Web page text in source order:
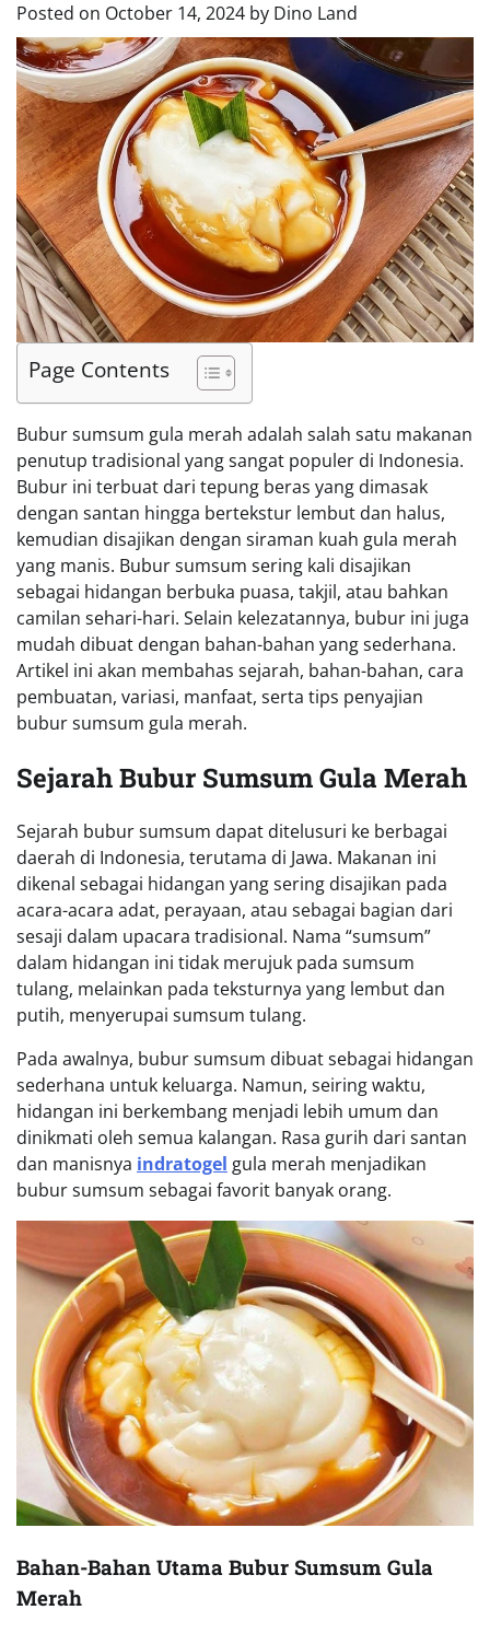
Posted on October 14, 2024 by Dino Land
Page Contents
Bubur sumsum gula merah adalah salah satu makanan
penutup tradisional yang sangat populer di Indonesia.
Bubur ini terbuat dari tepung beras yang dimasak
dengan santan hingga bertekstur lembut dan halus,
kemudian disajikan dengan siraman kuah gula merah
yang manis. Bubur sumsum sering kali disajikan
sebagai hidangan berbuka puasa, takjil, atau bahkan
camilan sehari-hari. Selain kelezatannya, bubur ini juga
mudah dibuat dengan bahan-bahan yang sederhana.
Artikel ini akan membahas sejarah, bahan-bahan, cara
pembuatan, variasi, manfaat, serta tips penyajian
bubur sumsum gula merah.
Sejarah Bubur Sumsum Gula Merah
Sejarah bubur sumsum dapat ditelusuri ke berbagai
daerah di Indonesia, terutama di Jawa. Makanan ini
dikenal sebagai hidangan yang sering disajikan pada
acara-acara adat, perayaan, atau sebagai bagian dari
sesaji dalam upacara tradisional. Nama “sumsum”
dalam hidangan ini tidak merujuk pada sumsum
tulang, melainkan pada teksturnya yang lembut dan
putih, menyerupai sumsum tulang.
Pada awalnya, bubur sumsum dibuat sebagai hidangan
sederhana untuk keluarga. Namun, seiring waktu,
hidangan ini berkembang menjadi lebih umum dan
dinikmati oleh semua kalangan. Rasa gurih dari santan
dan manisnya indratogel gula merah menjadikan
bubur sumsum sebagai favorit banyak orang.
Bahan-Bahan Utama Bubur Sumsum Gula
Merah